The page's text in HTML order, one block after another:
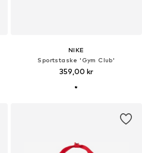
NIKE
Sportstaske 'Gym Club'
359,00 kr